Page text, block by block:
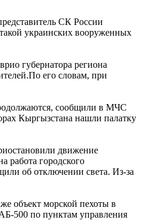
СК России
украинских вооруженных
губернатора региона
его словам, при
сообщили в МЧС
Кыргызстана нашли палатку
движение
работа городского
об отключении света. Из-за
объект морской пехоты в
500 по пунктам управления